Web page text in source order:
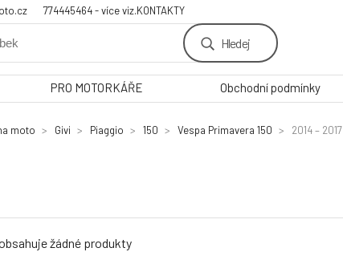
774445464 - více viz.KONTAKTY
Hledej
PRO MOTORKÁŘE Obchodní podmínky
moto Givi Piaggio 150 Vespa Primavera 150 2014 – 2017
žádné produkty